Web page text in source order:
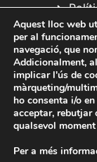
© 2020 Web
Aquest lloc web
per al
navegació, que
Addicionalment,
implicar l'ús de
màrqueting/
ho consenta i/o
acceptar, rebutjar
qualsevol
Per a més